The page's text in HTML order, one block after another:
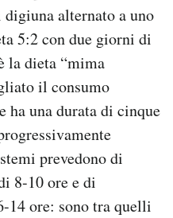
alternato a uno
5:2 con due giorni di
la dieta “mima
il consumo
ha una durata di cinque
prevedono di
8-10 ore e di
14 ore: sono tra quelli